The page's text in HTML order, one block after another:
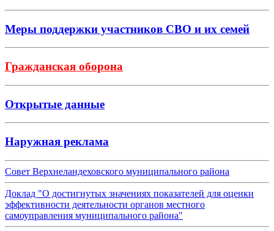
Меры поддержки участников СВО и их семей
Гражданская оборона
Открытые данные
Наружная реклама
Совет Верхнеландеховского муниципального района
Доклад "О достигнутых значениях показателей для оценки
эффективности деятельности органов местного
самоуправления муниципального района"